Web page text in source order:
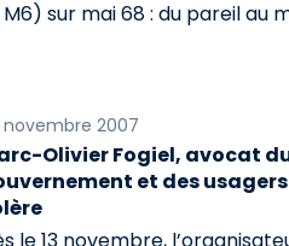
sur mai 68 : du pareil au
novembre 2007
Olivier Fogiel, avocat
et des